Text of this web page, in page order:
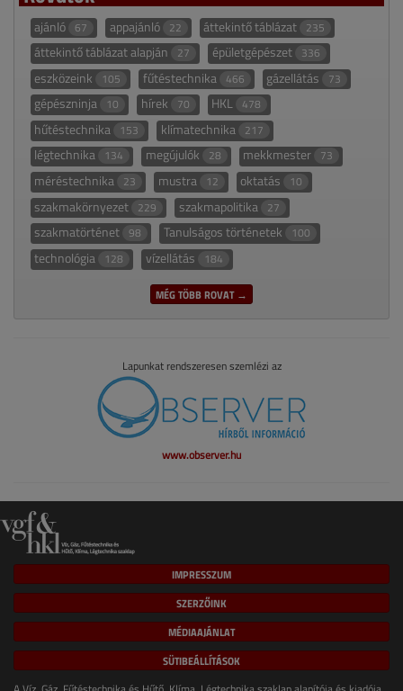
ajánló 67 appajánló 22 áttekintő táblázat 235
áttekintő táblázat alapján 27 épületgépészet 336
eszközeink 105 fűtéstechnika 466 gázellátás 73
gépészninja 10 hírek 70 HKL 478
hűtéstechnika 153 klímatechnika 217
légtechnika 134 megújulók 28 mekkmester 73
méréstechnika 23 mustra 12 oktatás 10
szakmakörnyezet 229 szakmapolitika 27
szakmatörténet 98 Tanulságos történetek 100
technológia 128 vízellátás 184
MÉG TÖBB ROVAT →
Lapunkat rendszeresen szemlézi az
www.observer.hu
IMPRESSZUM
SZERZŐINK
MÉDIAAJÁNLAT
SÜTIBEÁLLÍTÁSOK